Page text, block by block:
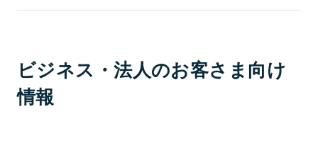
ビジネス・法人のお客さま向け
情報